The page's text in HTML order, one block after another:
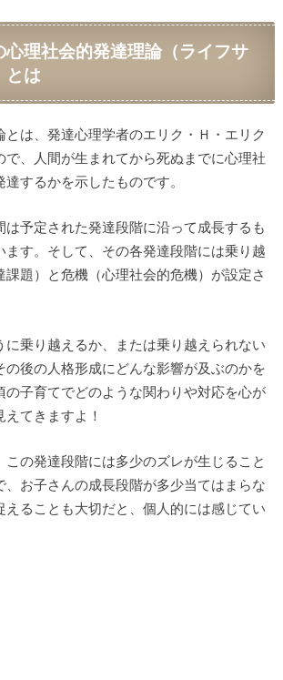
心理社会的発達理論（ライフサ
とは
とは、発達心理学者のエリク・Ｈ・エリク
で、人間が生まれてから死ぬまでに心理社
するかを示したものです。
は予定された発達段階に沿って成長するも
ます。そして、その各発達段階には乗り越
課題）と危機（心理社会的危機）が設定さ
に乗り越えるか、または乗り越えられない
の後の人格形成にどんな影響が及ぶのかを
の子育てでどのような関わりや対応を心が
てきますよ！
この発達段階には多少のズレが生じること
、お子さんの成長段階が多少当てはまらな
えることも大切だと、個人的には感じてい